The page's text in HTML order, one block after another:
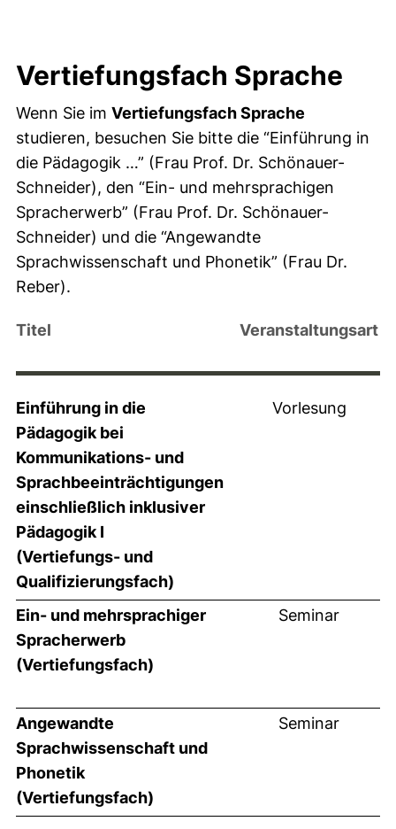
Vertiefungsfach Sprache
Wenn Sie im Vertiefungsfach Sprache
studieren, besuchen Sie bitte die “Einführung in
die Pädagogik …” (Frau Prof. Dr. Schönauer-
Schneider), den “Ein- und mehrsprachigen
Spracherwerb” (Frau Prof. Dr. Schönauer-
Schneider) und die “Angewandte
Sprachwissenschaft und Phonetik” (Frau Dr.
Reber).
Titel Veranstaltungsart
Einführung in die
Pädagogik bei
Kommunikations- und
Sprachbeeinträchtigungen
einschließlich inklusiver
Pädagogik I
(Vertiefungs- und
Qualifizierungsfach)
Vorlesung
Ein- und mehrsprachiger
Spracherwerb
(Vertiefungsfach)
Seminar
Angewandte
Sprachwissenschaft und
Phonetik
(Vertiefungsfach)
Seminar